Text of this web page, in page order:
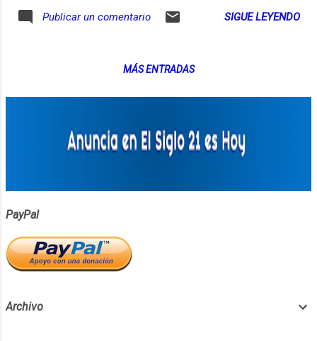
contra ellos) a la manera en que consumimos la
información de los medios (basada en la explotación del
problema es que no somos conscientes de lo que no
Parte 1 Parte 2 Aquí puedes conseguir este libro:
CONSIGUE AQUÍ EL LIBRO "Factfulness":
https://amzn.to/333LFcj En esta página encuentras las
https://librosparaemprendedores.net/148
Publicar un comentario SIGUE LEYENDO
MÁS ENTRADAS
PayPal
Archivo